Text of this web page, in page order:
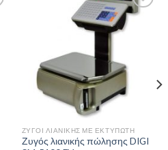
ΖΥΓΟΊ ΛΙΑΝΙΚΉΣ ΜΕ ΕΚΤΥΠΩΤΉ
Ζυγός λιανικής πώλησης DIGI